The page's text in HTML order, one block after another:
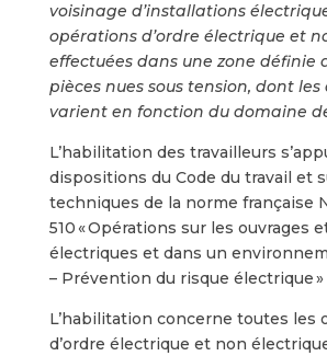
voisinage d’installations
opérations d’ordre électrique et
effectuées dans une zone définie
pièces nues sous tension, dont
varient en fonction du domaine
L’habilitation des travailleurs
dispositions du Code du travail et
techniques de la norme française
510 « Opérations sur les ouvrages
électriques et dans un
– Prévention du risque électrique »
L’habilitation concerne toutes les
d’ordre électrique et non